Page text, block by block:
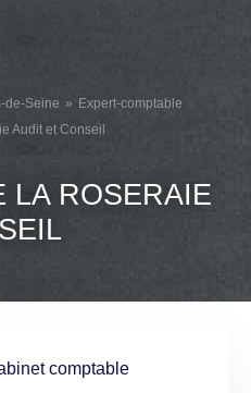
de-Seine
Expert-comptable
Audit et Conseil
LA ROSERAIE
comptable